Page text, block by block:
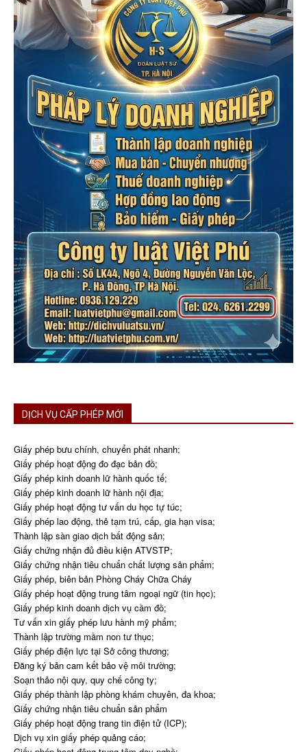
DỊCH VỤ CẤP PHÉP MỚI
Giấy phép bưu chính, chuyển phát nhanh;
Giấy phép hoạt động đo đạc bản đồ;
Giấy phép kinh doanh lữ hành quốc tế;
Giấy phép kinh doanh lữ hành nội địa;
Giấy phép hoạt động tư vấn du học tự túc;
Giấy phép lao động, thẻ tạm trú, cấp, gia hạn visa;
Thành lập sàn giao dịch bất động sản;
Giấy chứng nhận đủ điều kiện ATVSTP;
Giấy chứng nhận tiêu chuẩn chất lượng sản phẩm;
Giấy phép, biên bản Phòng Cháy Chữa Cháy
Giấy phép hoạt động trung tâm ngoại ngữ (tin học);
Giấy phép kinh doanh dịch vụ cầm đồ;
Tư vấn xin giấy phép lưu hành mỹ phẩm;
Thành lập trường mầm non tư thục;
Giấy phép điện lực tại Sở công thương;
Đăng ký bản cam kết bảo vệ môi trường;
Soạn thảo nội quy, quy chế công ty;
Giấy phép thành lập phòng khám chuyên, đa khoa;
Giấy chứng nhận tiêu chuẩn sản phẩm
Giấy phép hoạt động trang tin điện tử (ICP);
Dịch vụ xin giấy phép quảng cáo;